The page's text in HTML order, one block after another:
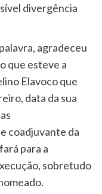
divergência
agradeceu
que esteve a
Elavoco que
data da sua
coadjuvante da
para a
sobretudo